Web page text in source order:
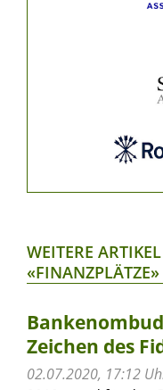
WEITERE
«FINANZPLÄTZE»
Zeichen des
02.07.2020, 17:12